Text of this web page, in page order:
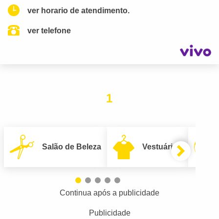
ver horario de atendimento.
ver telefone
1
Salão de Beleza Vestuário
Continua após a publicidade
Publicidade